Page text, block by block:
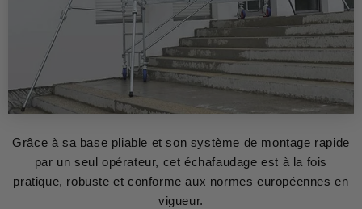
Grâce à sa base pliable et son système de montage rapide
par un seul opérateur, cet échafaudage est à la fois
pratique, robuste et conforme aux normes européennes en
vigueur.